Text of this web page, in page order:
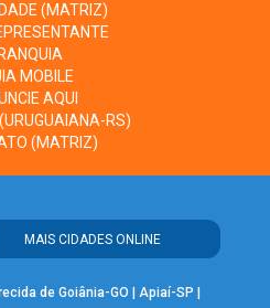
(MATRIZ)
MOBILE
AQUI
RS)
(MATRIZ)
MAIS CIDADES ONLINE
de Goiânia-GO Apiaí-SP